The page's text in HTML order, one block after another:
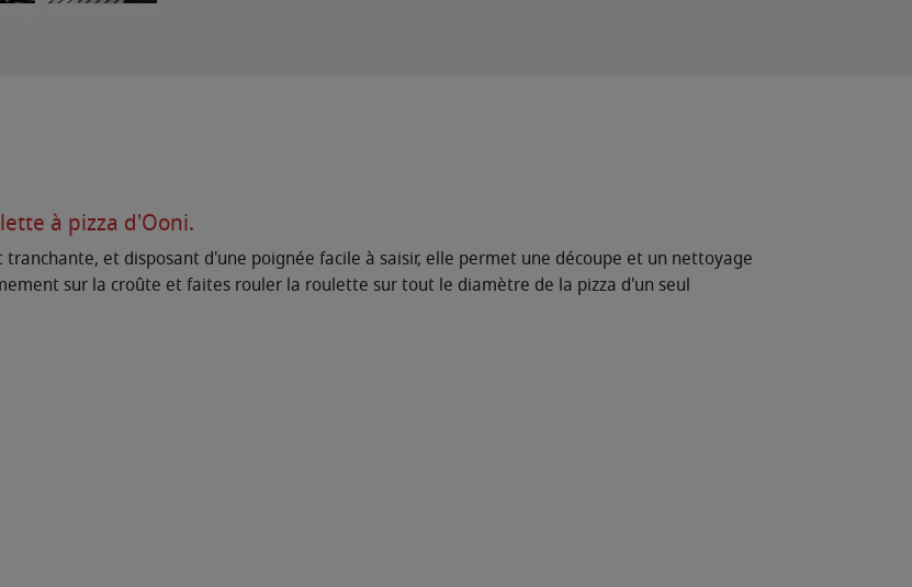
à pizza d'Ooni.
et disposant d'une poignée facile à saisir, elle permet une découpe et un nettoyage
sur la croûte et faites rouler la roulette sur tout le diamètre de la pizza d'un seul